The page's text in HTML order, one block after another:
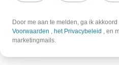
Vanaf €2.028
Goed om te weten
Door me aan te melden, ga ik akkoord
Voorwaarden , het Privacybeleid , en
marketingmails.